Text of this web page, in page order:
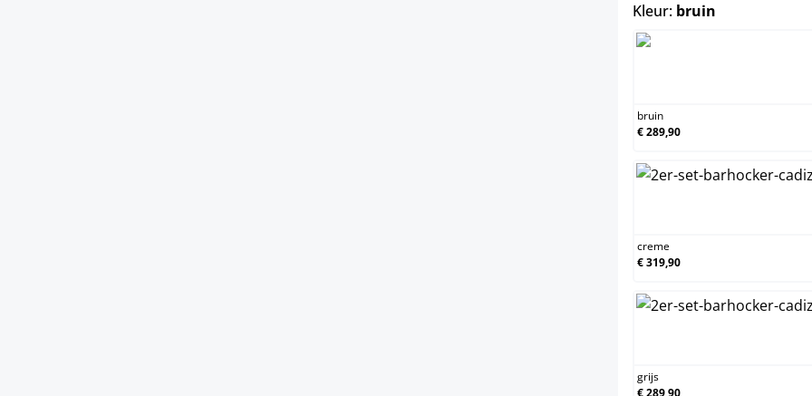
Kleur: bruin
bruin
€ 289,90
creme
€ 319,90
grijs